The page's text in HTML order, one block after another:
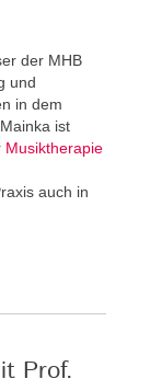
der MHB
und
in dem
ist
Musiktherapie
auch in
Prof.